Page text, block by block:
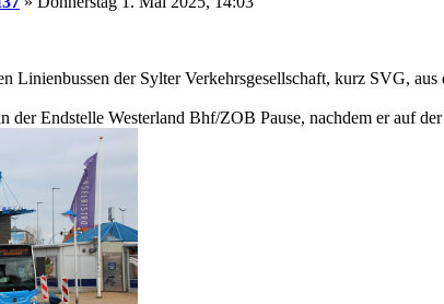
Linienbussen der Sylter Verkehrsgesellschaft, kurz SVG,
der Endstelle Westerland Bhf/ZOB Pause, nachdem er auf